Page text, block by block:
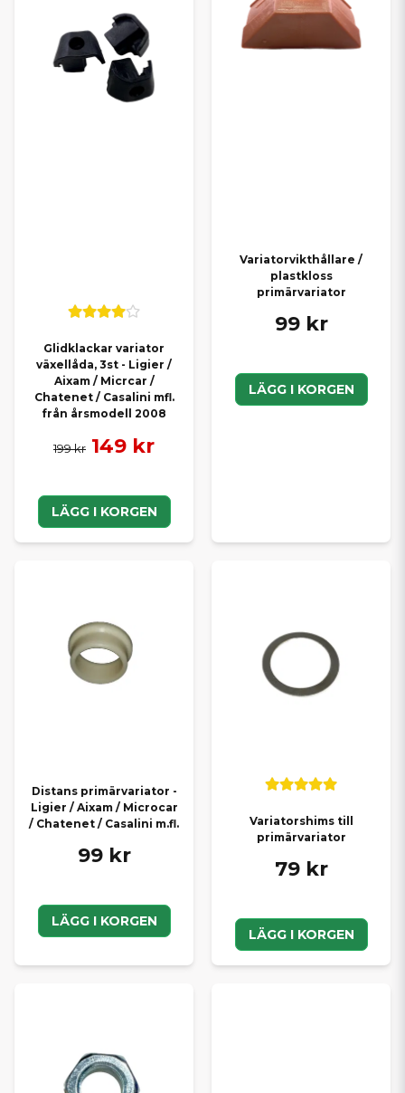
Glidklackar variator
växellåda, 3st - Ligier /
Aixam / Micrcar /
Chatenet / Casalini mfl.
från årsmodell 2008
199 kr 149 kr
LÄGG I KORGEN
Variatorvikthållare /
plastkloss
primärvariator
99 kr
LÄGG I KORGEN
Distans primärvariator -
Ligier / Aixam / Microcar
/ Chatenet / Casalini m.fl.
99 kr
LÄGG I KORGEN
Variatorshims till
primärvariator
79 kr
LÄGG I KORGEN